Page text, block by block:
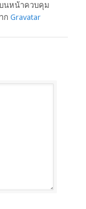
นหน้าควบคุม
ก Gravatar